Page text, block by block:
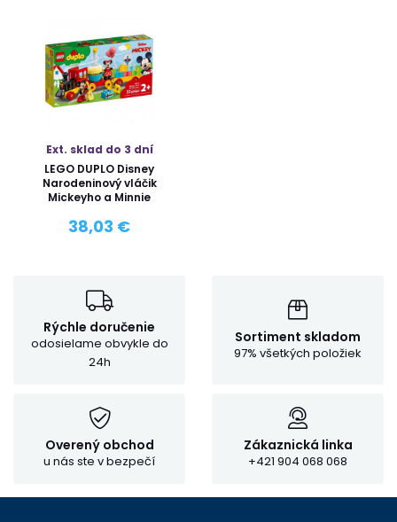
Ext. sklad do 3 dní
LEGO DUPLO Disney
Narodeninový vláčik
Mickeyho a Minnie
38,03 €
Rýchle doručenie
odosielame obvykle do
24h
Sortiment skladom
97% všetkých položiek
Overený obchod
u nás ste v bezpečí
Zákaznická linka
+421 904 068 068